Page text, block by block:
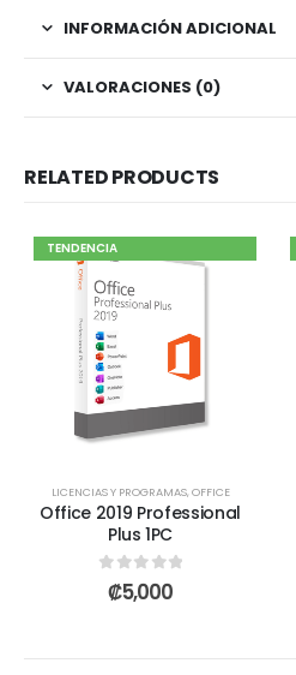
INFORMACIÓN ADICIONAL
VALORACIONES (0)
RELATED PRODUCTS
TENDENCIA
LICENCIAS Y PROGRAMAS,OFFICE
Office 2019 Professional
Plus 1PC
out of 5
₡5,000